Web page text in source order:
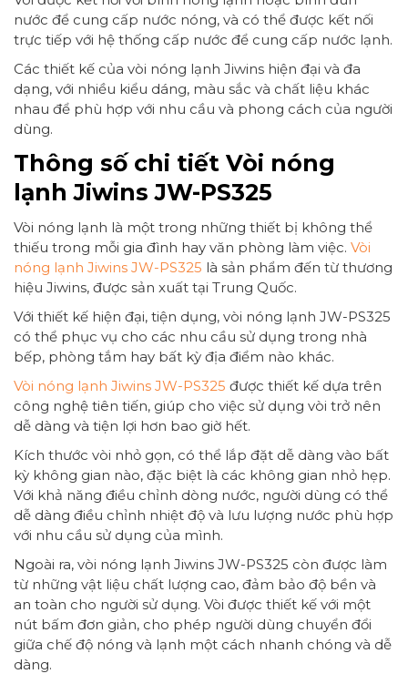
nước để cung cấp nước nóng, và có thể được kết nối
trực tiếp với hệ thống cấp nước để cung cấp nước lạnh.
Các thiết kế của vòi nóng lạnh Jiwins hiện đại và đa
dạng, với nhiều kiểu dáng, màu sắc và chất liệu khác
nhau để phù hợp với nhu cầu và phong cách của người
dùng.
Thông số chi tiết Vòi nóng
lạnh Jiwins JW-PS325
Vòi nóng lạnh là một trong những thiết bị không thể
thiếu trong mỗi gia đình hay văn phòng làm việc. Vòi
nóng lạnh Jiwins JW-PS325 là sản phẩm đến từ thương
hiệu Jiwins, được sản xuất tại Trung Quốc.
Với thiết kế hiện đại, tiện dụng, vòi nóng lạnh JW-PS325
có thể phục vụ cho các nhu cầu sử dụng trong nhà
bếp, phòng tắm hay bất kỳ địa điểm nào khác.
Vòi nóng lạnh Jiwins JW-PS325 được thiết kế dựa trên
công nghệ tiên tiến, giúp cho việc sử dụng vòi trở nên
dễ dàng và tiện lợi hơn bao giờ hết.
Kích thước vòi nhỏ gọn, có thể lắp đặt dễ dàng vào bất
kỳ không gian nào, đặc biệt là các không gian nhỏ hẹp.
Với khả năng điều chỉnh dòng nước, người dùng có thể
dễ dàng điều chỉnh nhiệt độ và lưu lượng nước phù hợp
với nhu cầu sử dụng của mình.
Ngoài ra, vòi nóng lạnh Jiwins JW-PS325 còn được làm
từ những vật liệu chất lượng cao, đảm bảo độ bền và
an toàn cho người sử dụng. Vòi được thiết kế với một
nút bấm đơn giản, cho phép người dùng chuyển đổi
giữa chế độ nóng và lạnh một cách nhanh chóng và dễ
dàng.